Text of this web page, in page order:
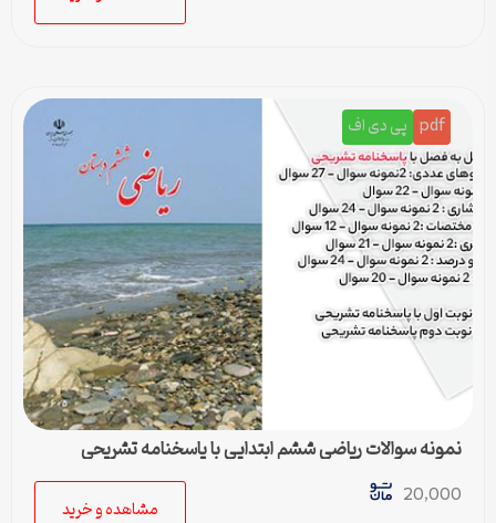
pdf پی دی اف
نمونه سوالات ریاضی ششم ابتدایی با پاسخنامه تشریحی
20,000
مشاهده و خرید